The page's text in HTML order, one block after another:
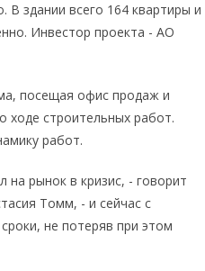
здании всего 164 квартиры и
Инвестор проекта - АО
посещая офис продаж и
ходе строительных работ.
работ.
рынок в кризис, - говорит
Томм, - и сейчас с
не потеряв при этом